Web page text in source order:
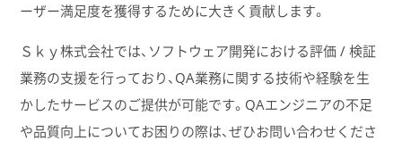
ーザー満足度を獲得するために大きく貢献します。
Ｓｋｙ株式会社では、ソフトウェア開発における評価 / 検証
業務の支援を行っており、QA業務に関する技術や経験を生
かしたサービスのご提供が可能です。QAエンジニアの不足
や品質向上についてお困りの際は、ぜひお問い合わせくださ